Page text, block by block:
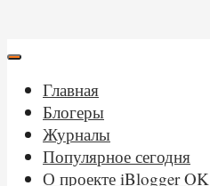
Главная
Блогеры
Журналы
Популярное сегодня
О проекте iBlogger OK